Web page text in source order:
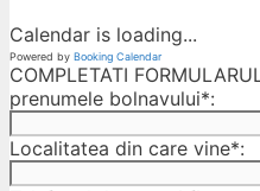
Calendar is loading...
Powered by Booking Calendar
COMPLETATI
prenumele bolnavului*:
Localitatea din care vine*: